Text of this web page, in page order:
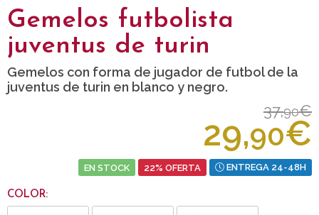
Gemelos futbolista
juventus de turin
Gemelos con forma de jugador de futbol de la
juventus de turin en blanco y negro.
37,90€
29,90€
EN STOCK 22% OFERTA ENTREGA 24-48H
COLOR: